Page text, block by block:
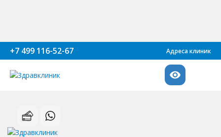
+7 499 116-52-67 Адреса клиник